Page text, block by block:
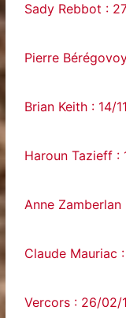
Sady Rebbot :
Pierre
Brian Keith : 14/
Haroun Tazieff :
Anne
Claude Mauriac
Vercors : 26/02/